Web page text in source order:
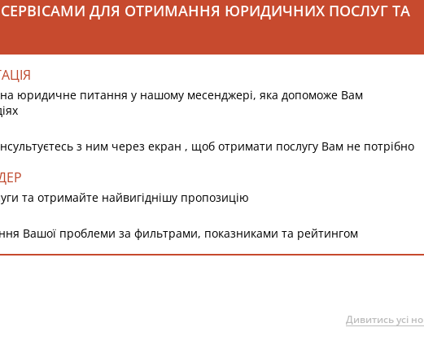
ДЛЯ ОТРИМАННЯ ЮРИДИЧНИХ ПОСЛУГ ТА
юридичне питання у нашому месенджері, яка допоможе Вам
з ним через екран , щоб отримати послугу Вам не потрібно
та отримайте найвигіднішу пропозицію
Вашої проблеми за фильтрами, показниками та рейтингом
Дивитись усі